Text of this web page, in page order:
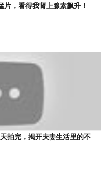
片，看得我肾上腺素飙升！
拍完，揭开夫妻生活里的不